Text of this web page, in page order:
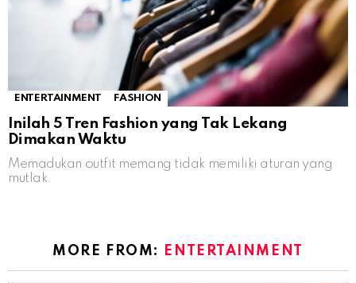
ENTERTAINMENT FASHION
Inilah 5 Tren Fashion yang Tak Lekang
Dimakan Waktu
Memadukan outfit memang tidak memiliki aturan yang
mutlak.
MORE FROM: ENTERTAINMENT